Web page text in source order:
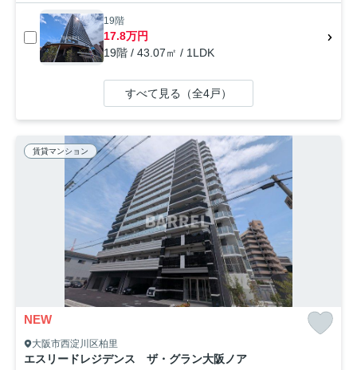
19階
17.8万円
19階 / 43.07㎡ / 1LDK
すべて見る（全4戸）
賃貸マンション
NEW
大阪市西淀川区柏里
エスリードレジデンス ザ・グラン大阪ノア